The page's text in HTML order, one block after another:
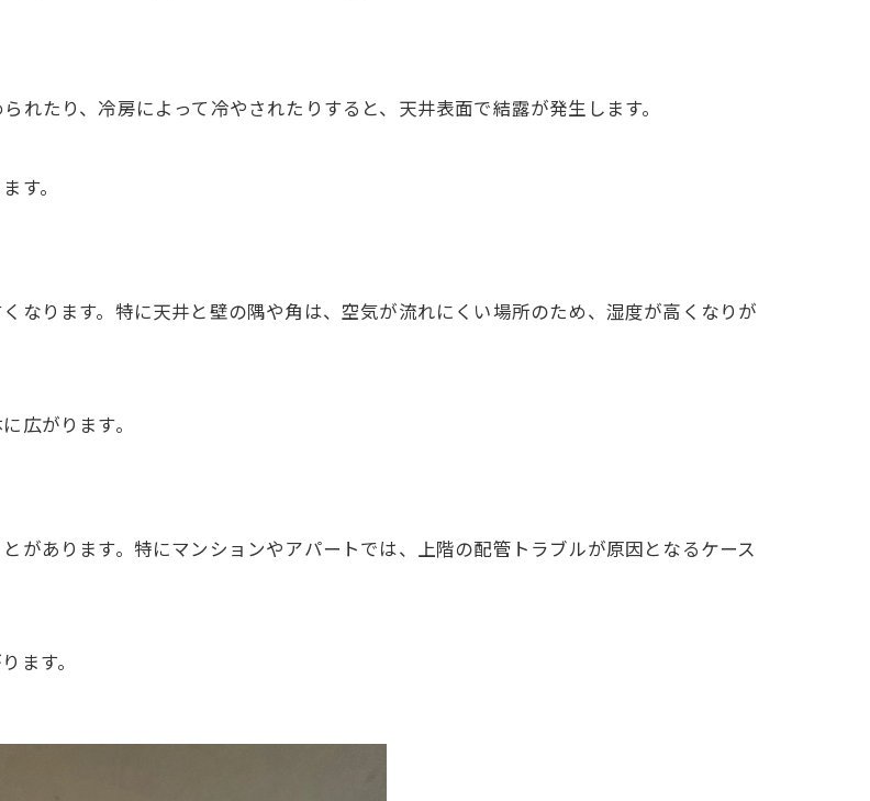
たり、冷房によって冷やされたりすると、天井表面で結露が発生します。
す。
なります。特に天井と壁の隅や角は、空気が流れにくい場所のため、湿度が高くなりが
広がります。
があります。特にマンションやアパートでは、上階の配管トラブルが原因となるケース
ます。